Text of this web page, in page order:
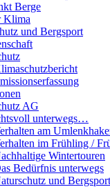
Berge
Klima
und Bergsport
AG
unterwegs…
am
im Frühling /
Wintertouren
Bedürfnis unterwegs
und Bergsport